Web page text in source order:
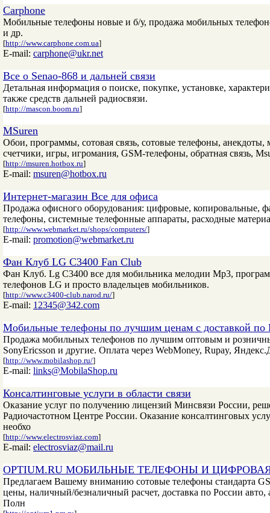
Carphone
Мобильные телефоны новые и б/у, продажа мобильных
и др.
[http://www.carphone.com.ua]
E-mail: carphone@ukr.net
Все о Senao-868 и дальней связи
Детальная информация о поиске, покупке, установке,
также средств дальней радиосвязи.
[http://mascon.boom.ru]
MSuren
Обои, программы, сотовая связь, сотовые телефоны,
счетчики, игры, игромания, GSM-телефоны, обратная связь,
[http://msuren.hotbox.ru]
E-mail: msuren@hotbox.ru
Интернет-магазин Все для офиса
Продажа офисного оборудования: цифровые, копировальные,
телефоны, системные телефонные аппараты, расходные
[http://www.webmarket.ru/shops/computers/]
E-mail: promotion@webmarket.ru
Фан Клуб LG C3400 Fan Club
Фан Клуб. Lg C3400 все для мобильника мелодии Mp3,
телефонов LG и просто владельцев мобильников.
[http://www.c3400-club.narod.ru/]
E-mail: 12345@342.com
Мобильные телефоны по лучшим ценам с доставкой по
Продажа мобильных телефонов по лучшим оптовым и
SonyEricsson и другие. Оплата через WebMoney, Rupay,
[http://www.mobilashop.ru/]
E-mail: links@MobilaShop.ru
Консалтинговые услуги в области связи
Оказание услуг по получению лицензий Минсвязи России,
Радиочастотном Центре России. Оказание консалтинговых
необхо
[http://www.electrosviaz.com]
E-mail: electrosviaz@mail.ru
OPTIUM.RU МОБИЛЬНЫЕ ТЕЛЕФОНЫ И
Предлагаем Вашему вниманию сотовые телефоны стандарта
цены, наличный/безналичный расчет, доставка по России
Полн